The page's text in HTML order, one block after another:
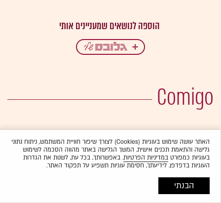
Comigo
האתר עושה שימוש בעוגיות (Cookies) לצורך שיפור חוויית המשתמש, ניתוח נתוני
גלישה והתאמת תכנים אישית. המשך הגלישה באתר מהווה הסכמה לשימוש
בעוגיות כמפורטבמדיניות הפרטיות. באפשרותך, בכל עת, לשנות את הגדרות
העוגיות בדפדפן. לידיעתך, חסימת עוגיות תשפיע על תפקוד האתר.
הבנתי